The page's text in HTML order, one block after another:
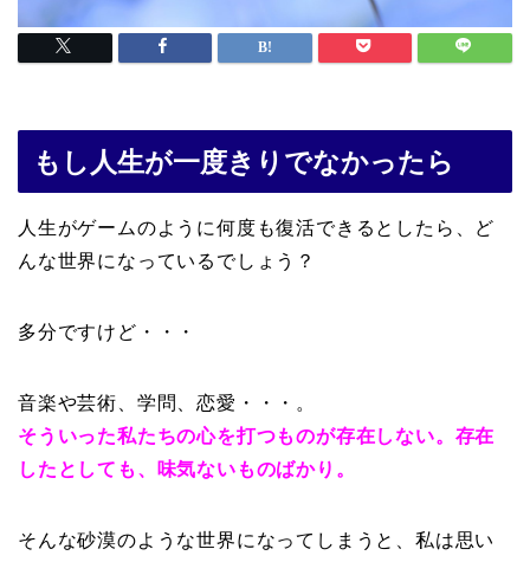
もし人生が一度きりでなかったら
人生がゲームのように何度も復活できるとしたら、ど
んな世界になっているでしょう？
多分ですけど・・・
音楽や芸術、学問、恋愛・・・。
そういった私たちの心を打つものが存在しない。存在
したとしても、味気ないものばかり。
そんな砂漠のような世界になってしまうと、私は思い